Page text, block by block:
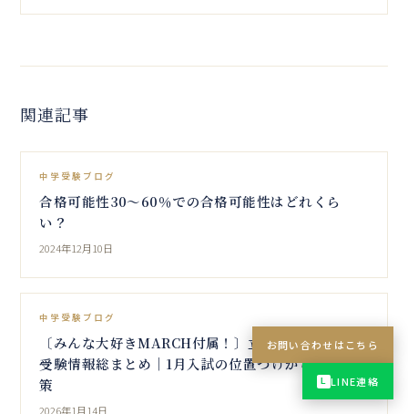
関連記事
中学受験ブログ
合格可能性30～60％での合格可能性はどれくら
い？
2024年12月10日
中学受験ブログ
〔みんな大好きMARCH付属！〕立教新座中学校の
受験情報総まとめ｜1月入試の位置づけから合格対
策
2026年1月14日
お問い合わせはこちら
L LINE連絡